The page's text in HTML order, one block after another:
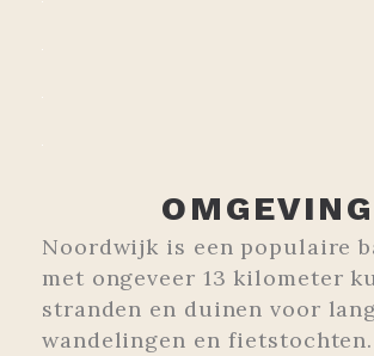
OMGEVING
Noordwijk is een populaire
met ongeveer 13 kilometer
stranden en duinen voor
wandelingen en